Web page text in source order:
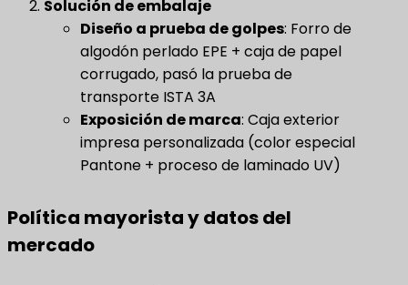
Solución de embalaje
Diseño a prueba de golpes​: Forro de
algodón perlado EPE + caja de papel
corrugado, pasó la prueba de
transporte ISTA 3A
Exposición de marca​: Caja exterior
impresa personalizada (color especial
Pantone + proceso de laminado UV)
Política mayorista y datos del
mercado